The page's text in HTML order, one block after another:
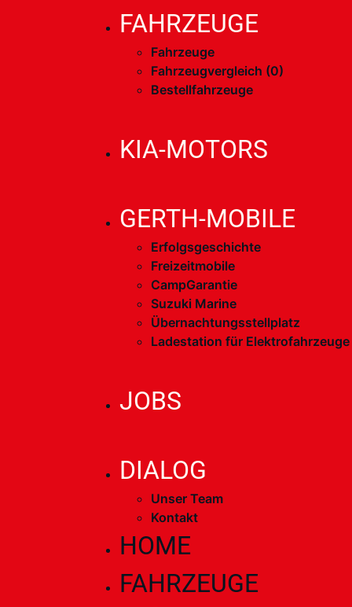
FAHRZEUGE
Fahrzeuge
Fahrzeugvergleich (0)
Bestellfahrzeuge
KIA-MOTORS
GERTH-MOBILE
Erfolgsgeschichte
Freizeitmobile
CampGarantie
Suzuki Marine
Übernachtungsstellplatz
Ladestation für Elektrofahrzeuge
JOBS
DIALOG
Unser Team
Kontakt
HOME
FAHRZEUGE